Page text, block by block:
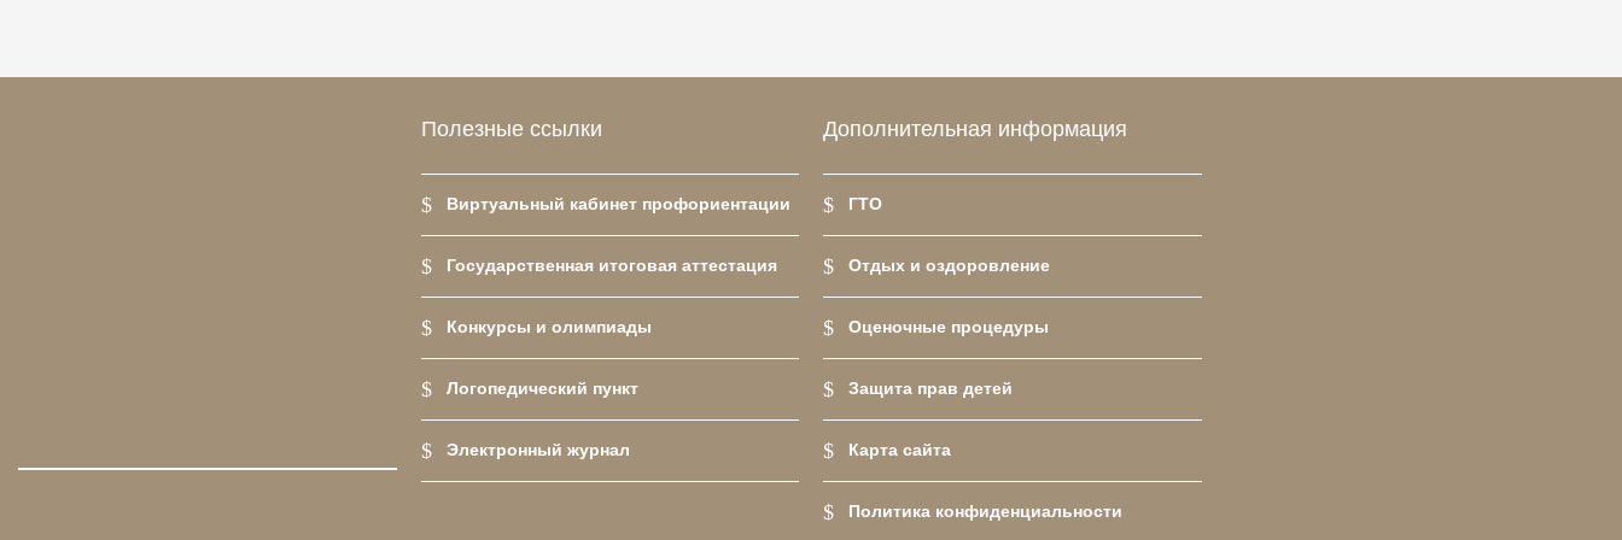
Полезные ссылки
Виртуальный кабинет профориентации
Государственная итоговая аттестация
Конкурсы и олимпиады
Логопедический пункт
Электронный журнал
Дополнительная информация
ГТО
Отдых и оздоровление
Оценочные процедуры
Защита прав детей
Карта сайта
Политика конфиденциальности